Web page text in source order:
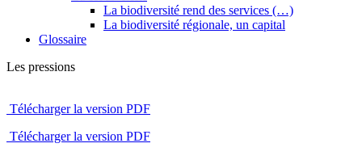
La biodiversité rend des services (…)
La biodiversité régionale, un capital
Glossaire
Les pressions
Télécharger la version PDF
Télécharger la version PDF